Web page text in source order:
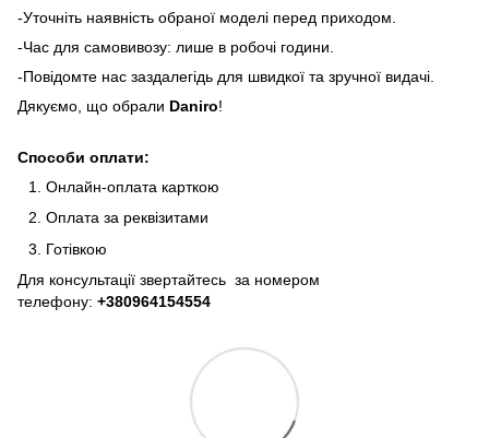
-Уточніть наявність обраної моделі перед приходом.
-Час для самовивозу: лише в робочі години.
-Повідомте нас заздалегідь для швидкої та зручної видачі.
Дякуємо, що обрали Daniro!
Способи оплати:
Онлайн-оплата карткою
Оплата за реквізитами
Готівкою
Для консультації звертайтесь за номером
телефону: +380964154554